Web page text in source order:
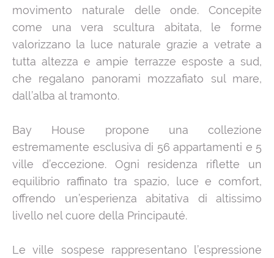
movimento naturale delle onde. Concepite
come una vera scultura abitata, le forme
valorizzano la luce naturale grazie a vetrate a
tutta altezza e ampie terrazze esposte a sud,
che regalano panorami mozzafiato sul mare,
dall’alba al tramonto.
Bay House propone una collezione
estremamente esclusiva di 56 appartamenti e 5
ville d’eccezione. Ogni residenza riflette un
equilibrio raffinato tra spazio, luce e comfort,
offrendo un’esperienza abitativa di altissimo
livello nel cuore della Principauté.
Le ville sospese rappresentano l’espressione